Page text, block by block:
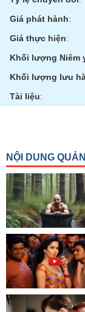
Giá phát hành:
Giá thực hiện:
Khối lượng Niêm
Khối lượng lưu
Tài liệu:
chính